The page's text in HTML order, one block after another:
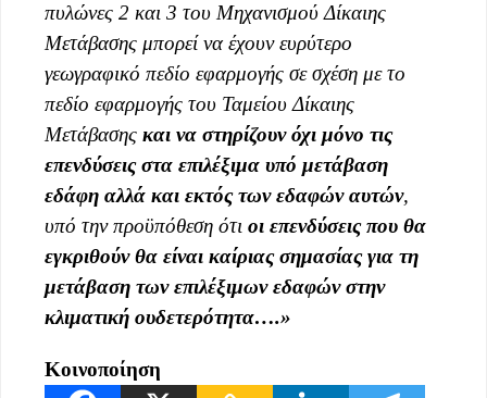
πυλώνες 2 και 3 του Μηχανισμού Δίκαιης
Μετάβασης μπορεί να έχουν ευρύτερο
γεωγραφικό πεδίο εφαρμογής σε σχέση με το
πεδίο εφαρμογής του Ταμείου Δίκαιης
Μετάβασης και να στηρίζουν όχι μόνο τις
επενδύσεις στα επιλέξιμα υπό μετάβαση
εδάφη αλλά και εκτός των εδαφών αυτών,
υπό την προϋπόθεση ότι οι επενδύσεις που θα
εγκριθούν θα είναι καίριας σημασίας για τη
μετάβαση των επιλέξιμων εδαφών στην
κλιματική ουδετερότητα….»
Κοινοποίηση